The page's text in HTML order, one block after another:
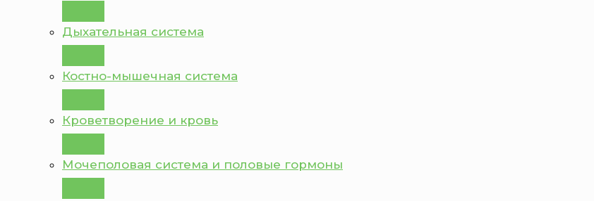
Дыхательная система
Костно-мышечная система
Кроветворение и кровь
Мочеполовая система и половые гормоны